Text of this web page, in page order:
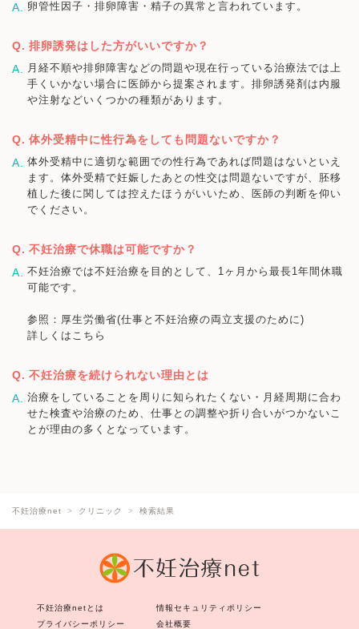
卵管性因子・排卵障害・精子の異常と言われています。
排卵誘発はした方がいいですか？
月経不順や排卵障害などの問題や現在行っている治療法では上
手くいかない場合に医師から提案されます。排卵誘発剤は内服
や注射などいくつかの種類があります。
体外受精中に性行為をしても問題ないですか？
体外受精中に適切な範囲での性行為であれば問題はないといえ
ます。体外受精で妊娠したあとの性交は問題ないですが、胚移
植した後に関しては控えたほうがいいため、医師の判断を仰い
でください。
不妊治療で休職は可能ですか？
不妊治療では不妊治療を目的として、1ヶ月から最長1年間休職
可能です。
参照：厚生労働省(仕事と不妊治療の両立支援のために)
詳しくはこちら
不妊治療を続けられない理由とは
治療をしていることを周りに知られたくない・月経周期に合わ
せた検査や治療のため、仕事との調整や折り合いがつかないこ
とが理由の多くとなっています。
不妊治療net クリニック 検索結果
不妊治療netとは
情報セキュリティポリシー
プライバシーポリシー
会社概要